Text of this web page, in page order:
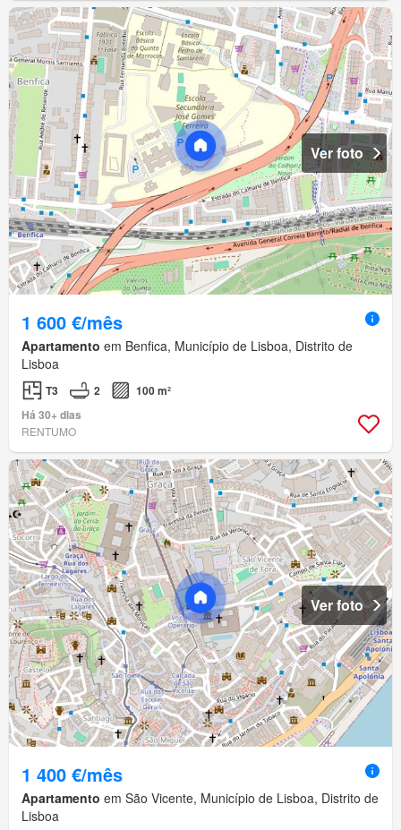
Ver foto
1 600 €/mês
Apartamento em Benfica, Município de Lisboa, Distrito de
Lisboa
T3 2
100 m²
Há 30+ dias
RENTUMO
Ver foto
1 400 €/mês
Apartamento em São Vicente, Município de Lisboa, Distrito de
Lisboa